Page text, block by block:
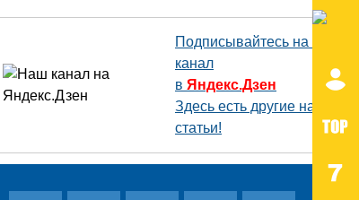
Подписывайтесь на наш
канал
в Яндекс.Дзен
Здесь есть другие наши
статьи!